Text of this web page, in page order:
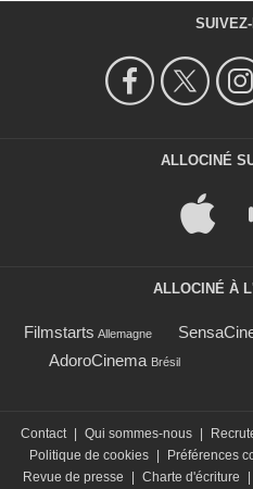
ALLOCINÉ
ALLOCINÉ À
Filmstarts Allemagne
AdoroCinema Brésil
Contact | Qui sommes-nous |
Politique de cookies | Préférences
Revue de presse
| Charte d'écriture |